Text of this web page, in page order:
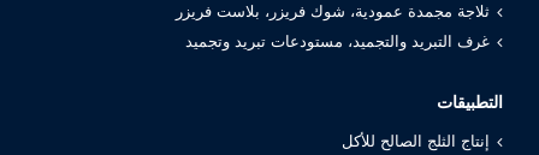
ثلاجة مجمدة عمودية، شوك فريزر، بلاست فريزر
غرف التبريد والتجميد، مستودعات تبريد وتجميد
التطبيقات
إنتاج الثلج الصالح للأكل